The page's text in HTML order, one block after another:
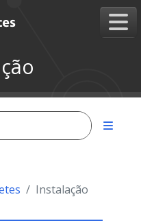
Instalação